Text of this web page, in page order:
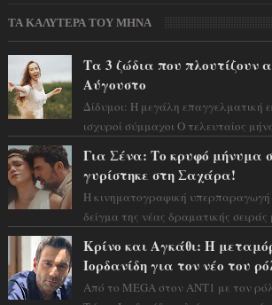
ΤΑ ΚΑΛΥΤΕΡΑ ΤΟΥ ΜΗΝΑ
Τα 3 ζώδια που πλουτίζουν
Αύγουστο
Δίδυμοι: Η μεγάλη επαγγελματική
ισχυροί σύμμαχοι Ο τελευταίος
Για Σένα: Το κρυφό μήνυμα
γυρίστηκε στη Σαχάρα!
Η κινηματογραφική
δείγμα της νέας δραματικής
Κρίνο και Αγκάθι: Η
Ιορδανίδη για τον νέο του
Από το MEGA στον ΑΝΤ1 με τον